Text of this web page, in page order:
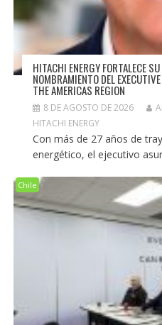
HITACHI ENERGY FORTALECE
NOMBRAMIENTO DEL
THE AMERICAS REGION
8 DE AGOSTO DE 2026
HITACHI ENERGY
Con más de 27 años de
energético, el ejecutivo
Chile